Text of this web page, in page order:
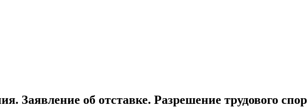
Заявление об отставке. Разрешение трудового